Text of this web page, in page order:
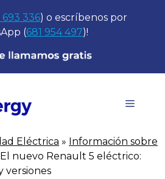
693 336) o escríbenos por
(681 954 497)!
Menú
Eléctrica » Información sobre
El nuevo Renault 5 eléctrico:
versiones